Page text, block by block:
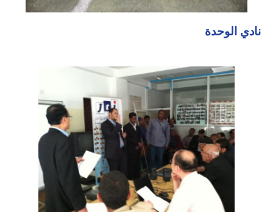
نادي الوحدة